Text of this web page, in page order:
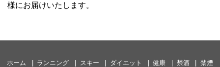
様にお届けいたします。
ホーム ランニング スキー ダイエット 健康 禁酒 禁煙